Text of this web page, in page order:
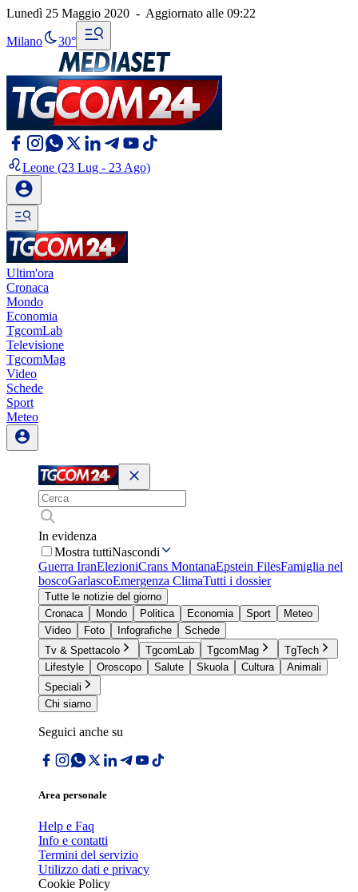
Lunedì 25 Maggio 2020 - Aggiornato alle 09:22
Milano 30°
Leone (23 Lug - 23 Ago)
Ultim'ora
Cronaca
Mondo
Economia
TgcomLab
Televisione
TgcomMag
Video
Schede
Sport
Meteo
In evidenza
Mostra tuttiNascondi
Guerra IranElezioniCrans MontanaEpstein FilesFamiglia nel
boscoGarlascoEmergenza ClimaTutti i dossier
Tutte le notizie del giorno
Cronaca
Mondo Politica Economia Sport
Meteo
Video
Foto Infografiche
Schede
Tv & Spettacolo
TgcomLab TgcomMag
TgTech
Lifestyle
Oroscopo Salute Skuola Cultura
Animali
Speciali
Chi siamo
Seguici anche su
Area personale
Help e Faq
Info e contatti
Termini del servizio
Utilizzo dati e privacy
Cookie Policy